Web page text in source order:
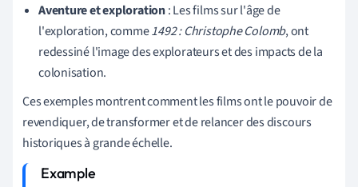
Aventure et exploration: Les films sur l'âge de
l'exploration, comme1492 : Christophe Colomb, ont
redessiné l'image des explorateurs et des impacts de la
colonisation.
Ces exemples montrent comment les films ont le pouvoir de
revendiquer, de transformer et de relancer des discours
historiques à grande échelle.